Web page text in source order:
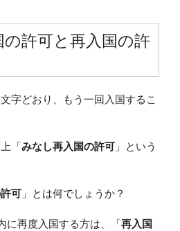
許可と再入国の許
文字どおり、もう一回入国するこ
「みなし再入国の許可 」という
可 」とは何でしょうか？
に再度入国する方は、「再入国